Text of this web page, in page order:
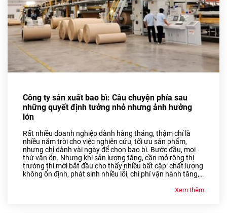
Công ty sản xuất bao bì: Câu chuyện phía sau
những quyết định tưởng nhỏ nhưng ảnh hưởng
lớn
Rất nhiều doanh nghiệp dành hàng tháng, thậm chí là
nhiều năm trời cho việc nghiên cứu, tối ưu sản phẩm,
nhưng chỉ dành vài ngày để chọn bao bì. Bước đầu, mọi
thứ vẫn ổn. Nhưng khi sản lượng tăng, cần mở rộng thị
trường thì mới bắt đầu cho thấy nhiều bất cập: chất lượng
không ổn định, phát sinh nhiều lỗi, chi phí vận hành tăng,…
Xem thêm
MÀNG BỌC THỰC PHẨM
PVC
MÀNG CO-EX NYLON PE
FILM
TUYỂN DỤNG
ĐỐI TÁC